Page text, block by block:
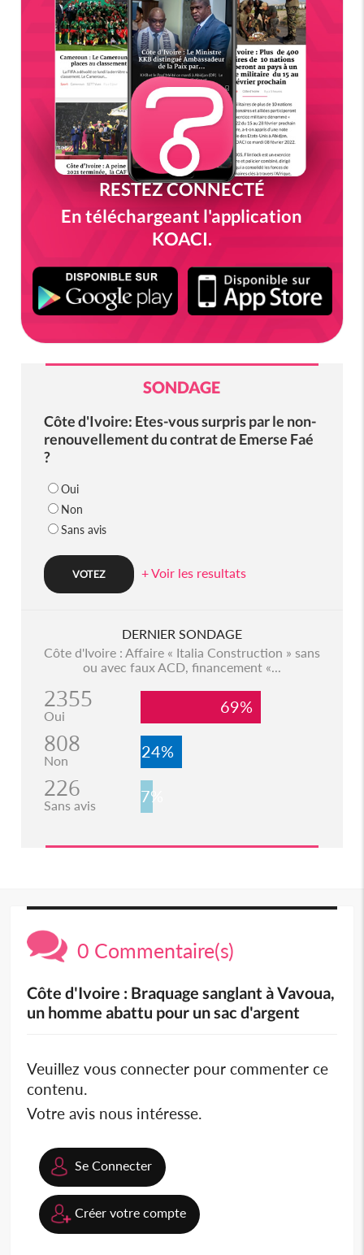
RESTEZ CONNECTÉ
En téléchargeant l'application
KOACI.
SONDAGE
Côte d'Ivoire: Etes-vous surpris par le non-
renouvellement du contrat de Emerse Faé
?
Oui
Non
Sans avis
+ Voir les resultats
DERNIER SONDAGE
Côte d'Ivoire : Affaire « Italia Construction » sans
ou avec faux ACD, financement «...
2355
Oui 69%
808
Non 24%
226
Sans avis 7%
0 Commentaire(s)
Côte d'Ivoire : Braquage sanglant à Vavoua,
un homme abattu pour un sac d'argent
Veuillez vous connecter pour commenter ce
contenu.
Votre avis nous intéresse.
Se Connecter
Créer votre compte